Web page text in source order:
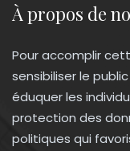
À propos de
Pour accomplir
sensibiliser le
éduquer les
protection des
politiques qui